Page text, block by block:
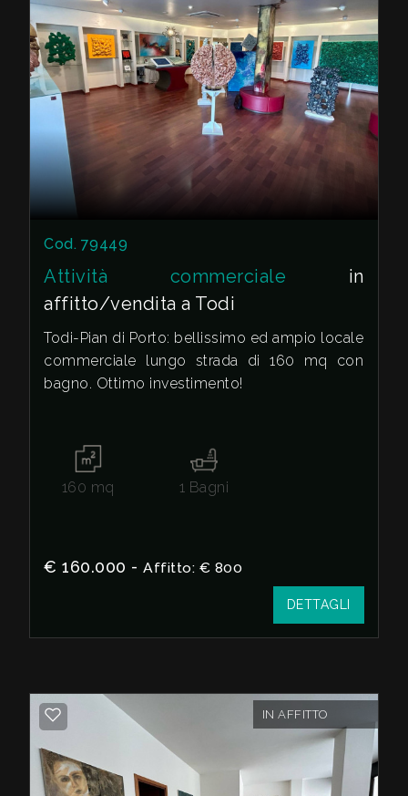
Cod. 79449
Attività commerciale in
affitto/vendita a Todi
Todi-Pian di Porto: bellissimo ed ampio locale
commerciale lungo strada di 160 mq con
bagno. Ottimo investimento!
160 mq 1 Bagni
€ 160.000 -Affitto: € 800
DETTAGLI
IN AFFITTO